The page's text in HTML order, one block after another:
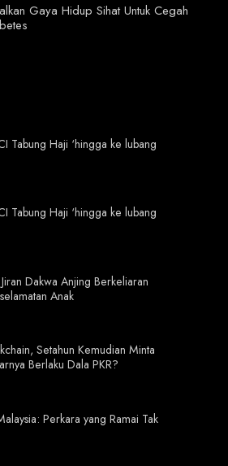
Gaya Hidup Sihat Untuk Cegah
Tabung Haji ‘hingga ke lubang
Tabung Haji ‘hingga ke lubang
Dakwa Anjing Berkeliaran
Anak
Setahun Kemudian Minta
Berlaku Dala PKR?
Perkara yang Ramai Tak